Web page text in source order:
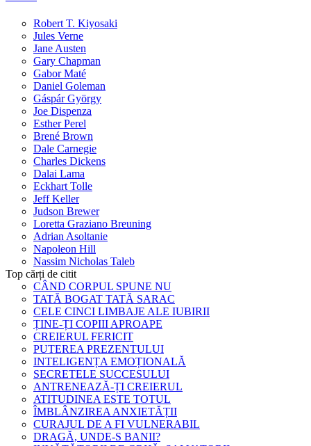
Robert T. Kiyosaki
Jules Verne
Jane Austen
Gary Chapman
Gabor Maté
Daniel Goleman
Gáspár György
Joe Dispenza
Esther Perel
Brené Brown
Dale Carnegie
Charles Dickens
Dalai Lama
Eckhart Tolle
Jeff Keller
Judson Brewer
Loretta Graziano Breuning
Adrian Asoltanie
Napoleon Hill
Nassim Nicholas Taleb
Top cărți de citit
CÂND CORPUL SPUNE NU
TATĂ BOGAT TATĂ SARAC
CELE CINCI LIMBAJE ALE IUBIRII
ȚINE-ȚI COPIII APROAPE
CREIERUL FERICIT
PUTEREA PREZENTULUI
INTELIGENȚA EMOȚIONALĂ
SECRETELE SUCCESULUI
ANTRENEAZĂ-ȚI CREIERUL
ATITUDINEA ESTE TOTUL
ÎMBLÂNZIREA ANXIETĂȚII
CURAJUL DE A FI VULNERABIL
DRAGĂ, UNDE-S BANII?